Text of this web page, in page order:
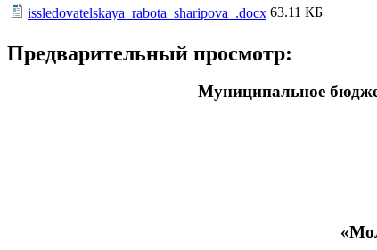
issledovatelskaya_rabota_sharipova_.docx 63.11 КБ
Предварительный просмотр:
Муниципальное